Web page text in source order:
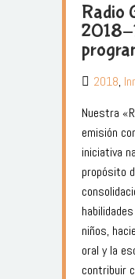
Radio
2018-
2018,
Nuestra
emisión
iniciativa
propósito
niños,
oral y la
contribuir